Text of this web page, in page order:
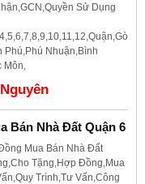
Sử Dụng
Phú,Phú Nhuận,Bình
Bán Nhà Đất Quận 6
Mua Bán Nhà Đất
Tặng,Hợp Đồng,Mua
Trình,Tư Vấn,Công